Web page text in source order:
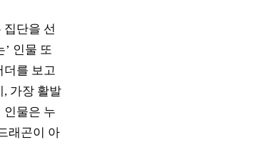
단을 선
인물 또
더를 보고
, 가장 활발
인물은 누
래곤이 아